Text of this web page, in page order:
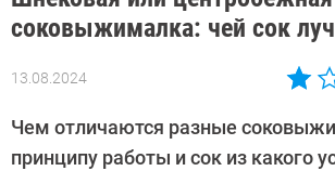
соковыжималка: чей сок
13.08.2024
Автор:
Иванов
Чем отличаются разные
принципу работы и сок из какого